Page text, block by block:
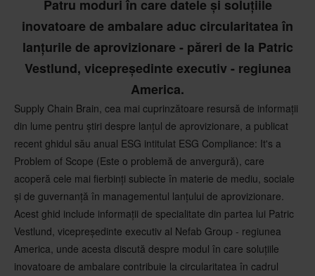
Patru moduri în care datele și soluțiile
inovatoare de ambalare aduc circularitatea în
lanțurile de aprovizionare - păreri de la Patric
Vestlund, vicepreședinte executiv - regiunea
America.
Supply Chain Brain, cea mai cuprinzătoare resursă de informații
din lume pentru știri despre lanțul de aprovizionare, a publicat
recent ghidul său anual ESG intitulat ESG Compliance: It's a
Problem of Scope (Este o problemă de anvergură), care
acoperă cele mai fierbinți subiecte în materie de mediu, sociale
și de guvernanță în managementul lanțului de aprovizionare.
Acest ghid include informații de specialitate din partea lui Patric
Vestlund, vicepreședinte executiv al Nefab Group - regiunea
America, unde acesta discută despre modul în care soluțiile
inovatoare de ambalare contribuie la circularitatea în cadrul